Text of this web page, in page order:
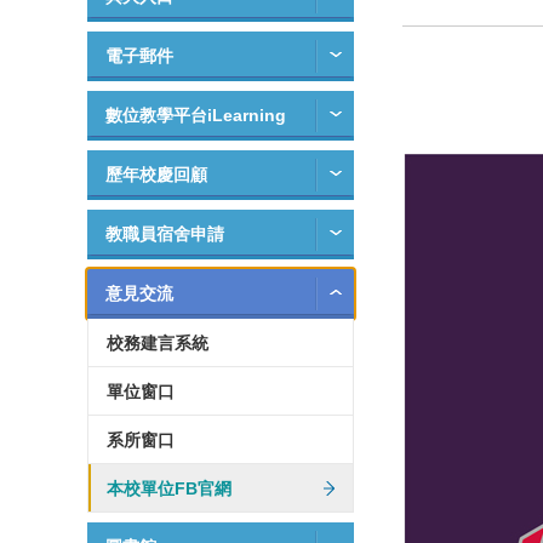
電子郵件
數位教學平台iLearning
歷年校慶回顧
教職員宿舍申請
意見交流
校務建言系統
單位窗口
系所窗口
本校單位FB官網